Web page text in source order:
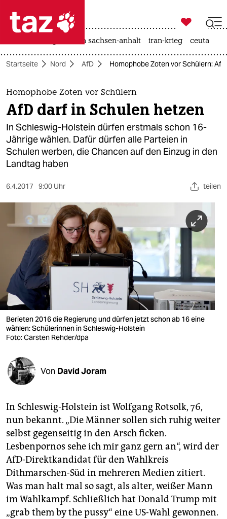
 taz zahl ich
taz zahl ich
themen
politik
öko
gesellschaft
kultur
sport
berlin
nord
wahrheit
verlag
verlag
veranstaltungen
shop
fragen & hilfe
abo
genossenschaft
epaper login

taz zahl ich
landtagswahl in sachsen-anhalt iran-krieg ceuta
Startseite Nord AfD Homophobe Zoten vor Schülern:
Homophobe Zoten vor Schülern
AfD darf in Schulen hetzen
In Schleswig-Holstein dürfen erstmals schon 16-
Jährige wählen. Dafür dürfen alle Parteien in
Schulen werben, die Chancen auf den Einzug in den
Landtag haben
6.4.2017 9:00 Uhr teilen
Berieten 2016 die Regierung und dürfen jetzt schon ab 16 eine
wählen: Schülerinnen in Schleswig-Holstein
Foto: Carsten Rehder/dpa
Von David Joram
In Schleswig-Holstein ist Wolfgang Rotsolk, 76,
nun bekannt. „Die Männer sollen sich ruhig weiter
selbst gegenseitig in den Arsch ficken.
Lesbenpornos sehe ich mir ganz gern an“, wird der
AfD-Direktkandidat für den Wahlkreis
Dithmarschen-Süd in mehreren Medien zitiert.
Was man halt mal so sagt, als alter, weißer Mann
im Wahlkampf. Schließlich hat Donald Trump mit
„grab them by the pussy“ eine US-Wahl gewonnen.